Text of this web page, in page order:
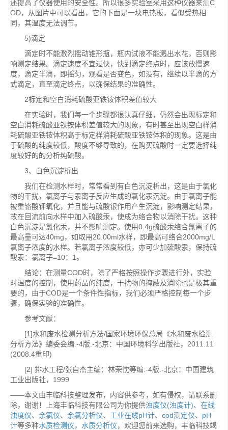
还提高了仪器使用的安全性。所以很多实验室采用这种仪器来测C
OD，从图片中可以看出，它的下面是一块电热板，看似受热相
同，其温度无法调节。
5)滴定
滴定时不能激烈摇动锥形瓶，瓶内试液不能溅出水花，否则影
响测定结果。滴定速度不宜过快，快到滴定终点时，应该放慢速
度，滴定半滴，即摇匀，观看是否变色，如没有，继续以半滴的方
式滴定，直至滴定终点，以确保结果的准确性。
2标定和空白消耗硫酸亚铁铵体积差值较大
在实验时，我们每一个步骤都很认真仔细，仍然会出现标定和
空白消耗硫酸亚铁铵体积差值较大的现象，有时甚至出现空白样消
耗硫酸亚铁铵体积高于标定样消耗硫酸亚铁铵体积的现象。这是由
于硫酸的纯度较低，酸度不够导致的，在购买硫酸时一定要选择纯
度较好的的分析纯硫酸。
3、白色沉淀析出
我们在检测水样时，常常看到有白色沉淀析出，这是由于氯化
物的干扰，氯离子与汞离子反应生成的氯化汞沉淀。由于氯离子能
被重铬酸钾氧化，并且能与硫酸银作用产生沉淀，影响测定结果，
故在回流前向水样中加入硫酸汞，使成为络合物以消除干扰。这种
白色沉淀是氯化汞，并不影响测定。使用0.4g硫酸汞络合氯离子的
最高量可达40mg，如取用20.00ml水样，即最高可络合2000mg/L
氯离子浓度的水样。若氯离子浓度较低，亦可少加硫酸汞，保持硫
酸汞：氯离子=10：1。
结论：在测量COD时，除了严格按照操作步骤进行外，实验
时温度的控制，使用药品的纯度，干扰物的掩蔽及消除也是极其重
要的，由于COD是一个条件性指标，我们必须严格控制每一个步
骤，确保实验的准确性。
参考文献：
[1]水和废水检测分析方法/国家环境环保总局《水和废水检测
分析方法》编委会编.-4版.-北京：中国环境科学出版社，2011.11
(2008.4重印)
[2] 排水工程/张自杰主编：林荣忱等编.-4版.-北京：中国建筑
工业出版社，1999
——本文由丰临科技整理发布，内容供参考，如有侵权，请联系删
除，谢谢！上海丰临科技有限公司为你提供浊度仪(浊度计)、 在线
浊度仪、 余氯仪、 余氯分析仪、 工业在线pH计、 cod测定仪、 pH
计等多种水质检测仪， 水质分析仪，欢迎您前来选购，丰临科技竭